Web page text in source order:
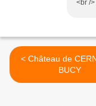
<br /
< Château de CERNY Lès
BUCY